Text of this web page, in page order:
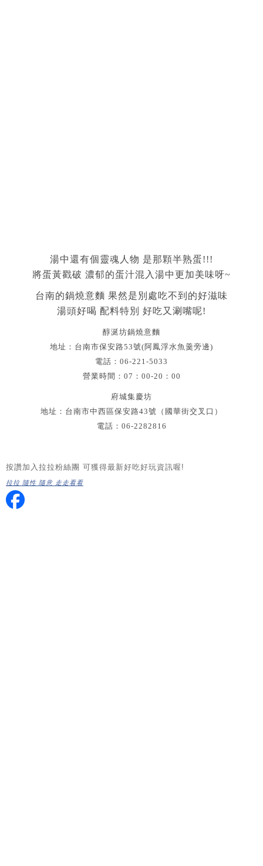
湯中還有個靈魂人物 是那顆半熟蛋!!!
將蛋黃戳破 濃郁的蛋汁混入湯中更加美味呀~
台南的鍋燒意麵 果然是別處吃不到的好滋味
湯頭好喝 配料特別 好吃又涮嘴呢!
醇涎坊鍋燒意麵
地址：台南市保安路53號(阿鳳浮水魚羹旁邊)
電話：06-221-5033
營業時間：07：00-20：00
府城集慶坊
地址：台南市中西區保安路43號（國華街交叉口）
電話：06-2282816
按讚加入拉拉粉絲團 可獲得最新好吃好玩資訊喔!
拉拉 隨性 隨意 走走看看